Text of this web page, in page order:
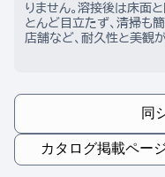
りません。溶接後は床面
とんど目立たず、清掃も
店舗など、耐久性と美観
同
カタログ掲載ペー